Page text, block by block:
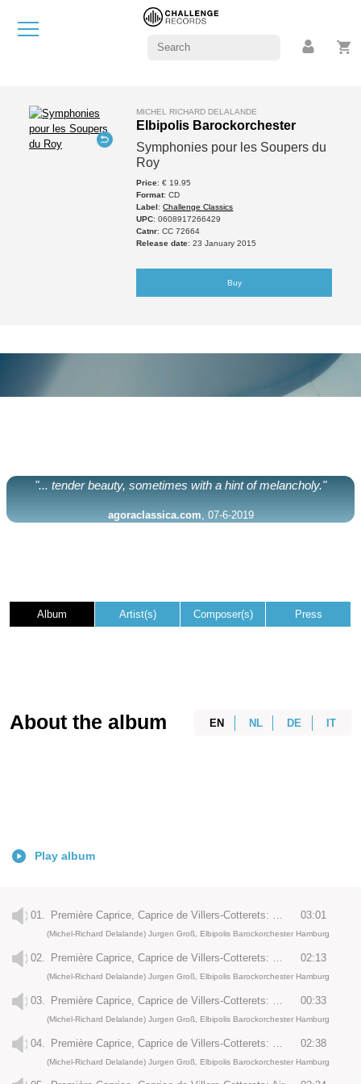
MICHEL RICHARD DELALANDE
Elbipolis Barockorchester
Symphonies pour les Soupers du
Roy
Price: € 19.95
Format: CD
Label:Challenge Classics
UPC: 0608917266429
Catnr: CC 72664
Release date: 23 January 2015
Buy
"... tender beauty, sometimes with a hint of melancholy."
agoraclassica.com , 07-6-2019
Album Artist(s) Composer(s) Press
EN NL DE IT
About the album
Play album
01. Première Caprice, Caprice de Villers-Cotterets: Fierement et detaché - Gracieusement - Un peu plus gay – Viste 03:01
(Michel-Richard Delalande) Jurgen Groß, Elbipolis Barockorchester Hamburg
02. Première Caprice, Caprice de Villers-Cotterets: Gracieusement sans lenteur 02:13
(Michel-Richard Delalande) Jurgen Groß, Elbipolis Barockorchester Hamburg
03. 00:33
(Michel-Richard Delalande) Jurgen Groß, Elbipolis Barockorchester Hamburg
04. 02:38
(Michel-Richard Delalande) Jurgen Groß, Elbipolis Barockorchester Hamburg